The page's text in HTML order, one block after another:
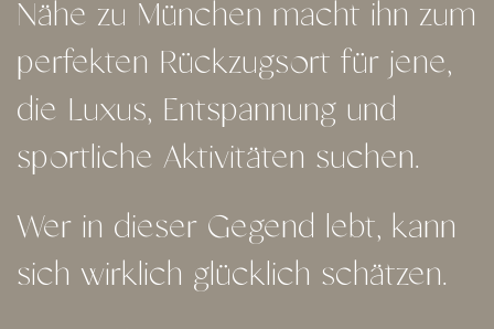
Nähe zu München macht ihn zum
perfekten Rückzugsort für jene,
die Luxus, Entspannung und
sportliche Aktivitäten suchen.
Wer in dieser Gegend lebt, kann
sich wirklich glücklich schätzen.